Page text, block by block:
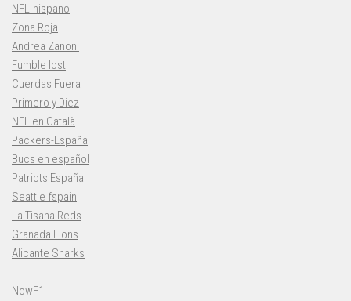
NFL-hispano
Zona Roja
Andrea Zanoni
Fumble lost
Cuerdas Fuera
Primero y Diez
NFL en Català
Packers-España
Bucs en español
Patriots España
Seattle fspain
La Tisana Reds
Granada Lions
Alicante Sharks
NowF1